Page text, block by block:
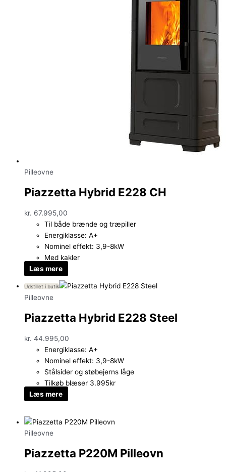
Pilleovne
Piazzetta Hybrid E228 CH
kr. 67.995,00
Til både brænde og træpiller
Energiklasse: A+
Nominel effekt: 3,9-8kW
Med kakler
Læs mere
Udstillet i butik
Pilleovne
Piazzetta Hybrid E228 Steel
kr. 44.995,00
Energiklasse: A+
Nominel effekt: 3,9-8kW
Stålsider og støbejerns låge
Tilkøb blæser 3.995kr
Læs mere
Pilleovne
Piazzetta P220M Pilleovn